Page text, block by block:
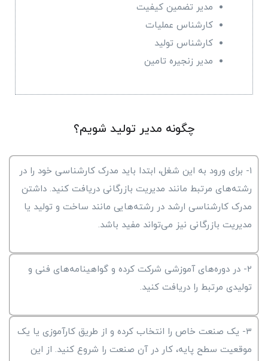
مدیر تضمین کیفیت
کارشناس عملیات
کارشناس تولید
مدیر زنجیره تامین
چگونه مدیر تولید شویم؟
۱- برای ورود به این شغل، ابتدا باید مدرک کارشناسی خود را در
رشته‌های مرتبط مانند مدیریت بازرگانی دریافت کنید. داشتن
مدرک کارشناسی ارشد در رشته‌هایی مانند ساخت و تولید یا
مدیریت بازرگانی نیز می‌تواند مفید باشد.
۲- در دوره‌های آموزشی شرکت کرده و گواهینامه‌های فنی و
تولیدی مرتبط را دریافت کنید.
۳- یک صنعت خاص را انتخاب کرده و از طریق کارآموزی یا یک
موقعیت سطح پایه، کار در آن صنعت را شروع کنید. از این